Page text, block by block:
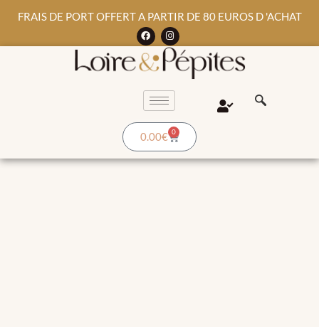
FRAIS DE PORT OFFERT A PARTIR DE 80 EUROS D 'ACHAT
0.00€ 0